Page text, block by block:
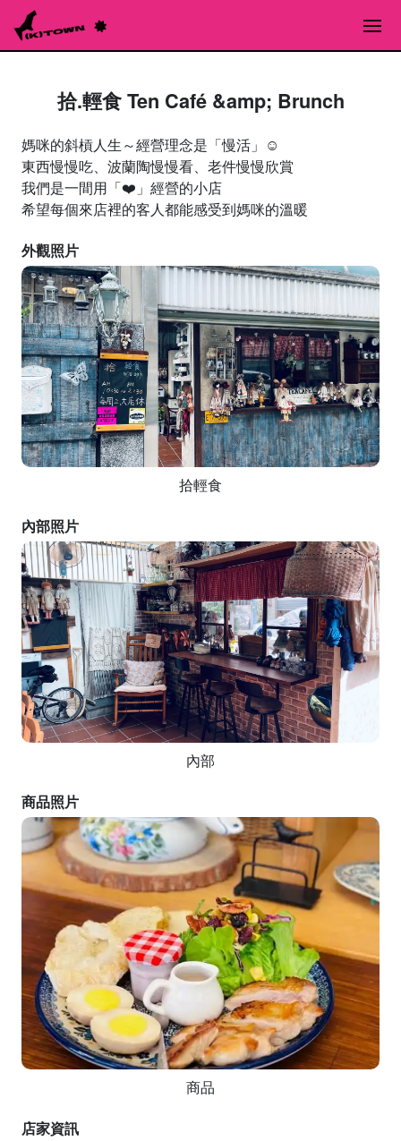
拾.輕食 Ten Café &amp; Brunch
媽咪的斜槓人生～經營理念是「慢活」☺️
東西慢慢吃、波蘭陶慢慢看、老件慢慢欣賞
我們是一間用「❤️」經營的小店
希望每個來店裡的客人都能感受到媽咪的溫暖
外觀照片
拾輕食
內部照片
內部
商品照片
商品
店家資訊